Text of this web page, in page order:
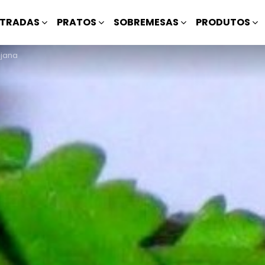
PRATOS SOBREMESAS PRODUTOS